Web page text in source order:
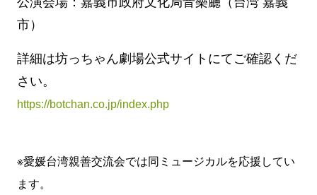
市）
詳細は坊っちゃん劇場公式サイトにてご確認くだ
さい。
https://botchan.co.jp/index.php
※愛媛台湾親善交流会では同ミュージカルを応援してい
ます。